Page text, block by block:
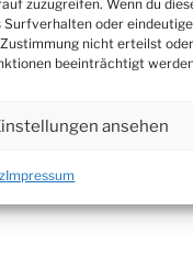
zuzugreifen. Wenn du
Surfverhalten oder eindeutige
nicht erteilst oder
beeinträchtigt
ansehen
Impressum